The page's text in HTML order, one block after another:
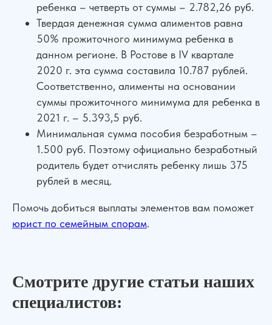
Бесплатная консультация
Консультация по телефону
ребенка – четверть от суммы – 2.782,26 руб.
Твердая денежная сумма алиментов равна
50% прожиточного минимума ребенка в
данном регионе. В Ростове в IV квартале
2020 г. эта сумма составила 10.787 рублей.
Соответственно, алименты на основании
суммы прожиточного минимума для ребенка в
2021 г. – 5.393,5 руб.
Минимальная сумма пособия безработным –
1.500 руб. Поэтому официально безработный
родитель будет отчислять ребенку лишь 375
рублей в месяц.
Помочь добиться выплаты элементов вам поможет
юрист по семейным спорам.
Смотрите другие статьи наших
специалистов:
УСЛУГИ
ДЛЯ КЛИЕНТОВ
О компании
Отзывы
Наши дела
г. Ростов-на-Дону, ул. Красноармейская 141/128
Банкротство
Контакты
Показать все офисы
Вакансии